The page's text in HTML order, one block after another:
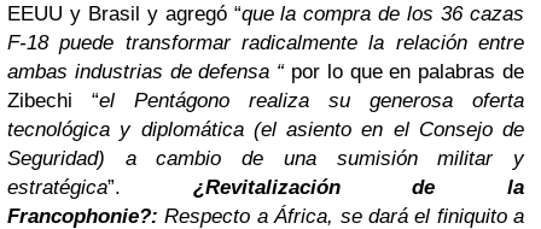
EEUU y Brasil y agregó “que la compra de los 36 cazas
F-18 puede transformar radicalmente la relación entre
ambas industrias de defensa “ por lo que en palabras de
Zibechi “el Pentágono realiza su generosa oferta
tecnológica y diplomática (el asiento en el Consejo de
Seguridad) a cambio de una sumisión militar y
estratégica”. ¿Revitalización de la
Francophonie?:Respecto a África, se dará el finiquito a